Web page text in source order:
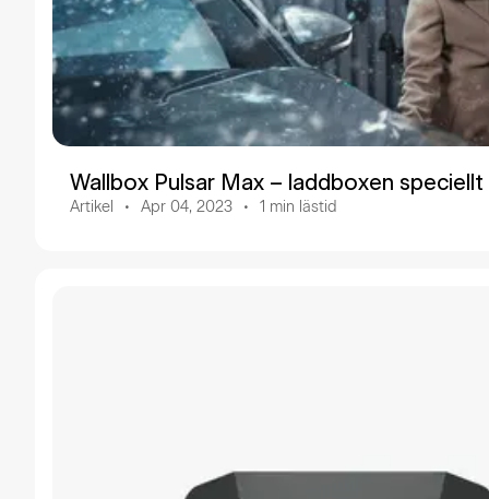
Wallbox Pulsar Max – laddboxen
Artikel Apr 04, 2023 1 min lästid